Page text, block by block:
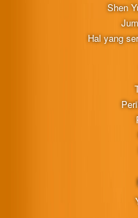
Shen
Hal yang